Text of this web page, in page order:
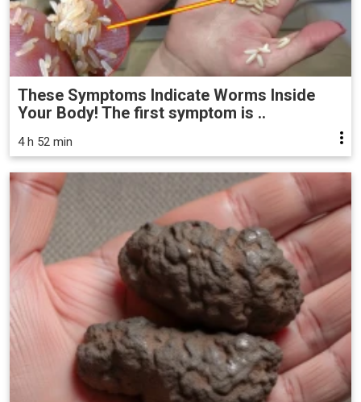
These Symptoms Indicate Worms Inside
Your Body! The first symptom is ..
4 h 52 min